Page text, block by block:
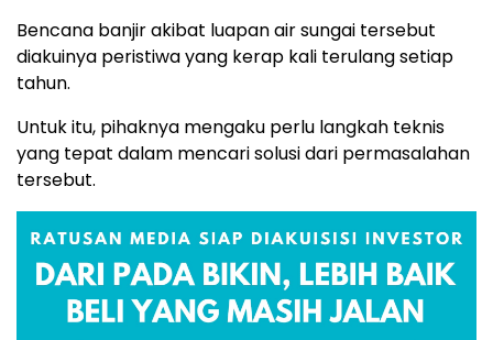
Bencana banjir akibat luapan air sungai tersebut
diakuinya peristiwa yang kerap kali terulang setiap
tahun.
Untuk itu, pihaknya mengaku perlu langkah teknis
yang tepat dalam mencari solusi dari permasalahan
tersebut.